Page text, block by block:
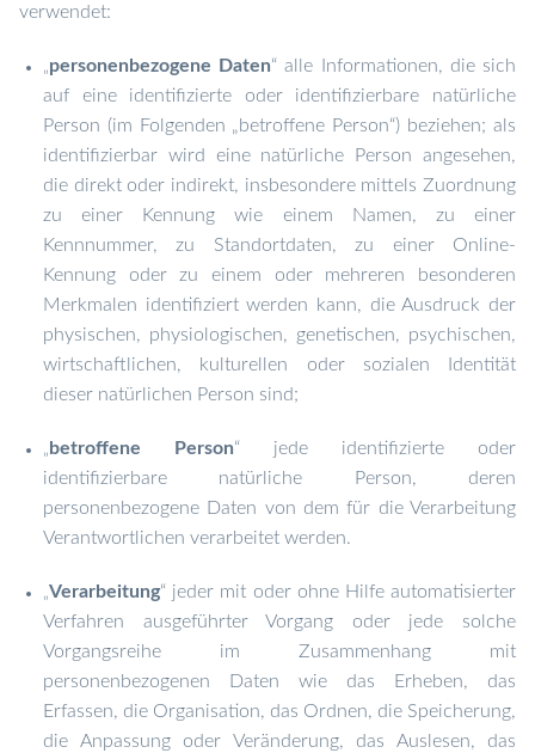
verwendet:
„personenbezogene Daten“ alle Informationen, die sich
auf eine identifizierte oder identifizierbare natürliche
Person (im Folgenden „betroffene Person“) beziehen; als
identifizierbar wird eine natürliche Person angesehen,
die direkt oder indirekt, insbesondere mittels Zuordnung
zu einer Kennung wie einem Namen, zu einer
Kennnummer, zu Standortdaten, zu einer Online-
Kennung oder zu einem oder mehreren besonderen
Merkmalen identifiziert werden kann, die Ausdruck der
physischen, physiologischen, genetischen, psychischen,
wirtschaftlichen, kulturellen oder sozialen Identität
dieser natürlichen Person sind;
„ betroffene Person“ jede identifizierte oder
identifizierbare natürliche Person, deren
personenbezogene Daten von dem für die Verarbeitung
Verantwortlichen verarbeitet werden.
„Verarbeitung“ jeder mit oder ohne Hilfe automatisierter
Verfahren ausgeführter Vorgang oder jede solche
Vorgangsreihe im Zusammenhang mit
personenbezogenen Daten wie das Erheben, das
Erfassen, die Organisation, das Ordnen, die Speicherung,
die Anpassung oder Veränderung, das Auslesen, das